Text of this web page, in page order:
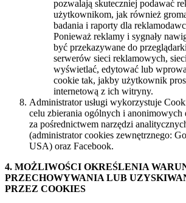
pozwalają skuteczniej podawać
użytkownikom, jak również
badania i raporty dla
Ponieważ reklamy i sygnały
być przekazywane do
serwerów sieci reklamowych,
wyświetlać, edytować lub
cookie tak, jakby użytkownik
internetową z ich witryny.
Administrator usługi wykorzystuje
celu zbierania ogólnych i anonimowych
za pośrednictwem narzędzi
(administrator cookies zewnętrznego:
USA) oraz Facebook.
4. MOŻLIWOŚCI OKREŚLENIA
PRZECHOWYWANIA LUB
PRZEZ COOKIES